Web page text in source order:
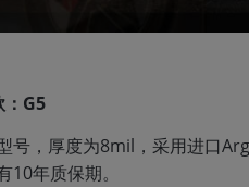
：G5
号，厚度为8mil，采用进口
10年质保期。